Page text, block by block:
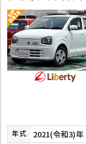
年式 2021(令和3)年